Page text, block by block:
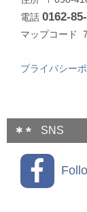
電話 0162-
マップコード
プライバシー
SNS